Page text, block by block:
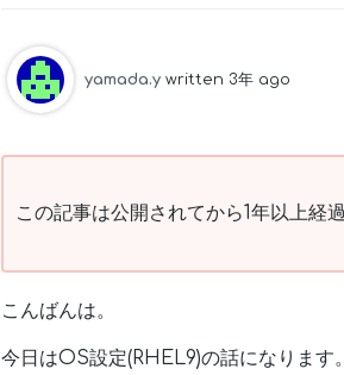
yamada.y written 3年 ago
この記事は公開されてから1年以上経
こんばんは。
今日はOS設定(RHEL9)の話になります。